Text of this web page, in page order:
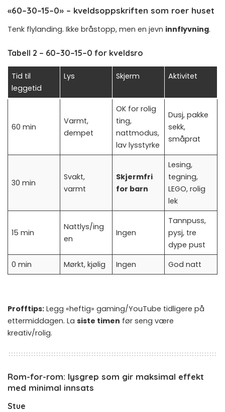
«60–30–15–0» – kveldsoppskriften som roer huset
Tenk flylanding. Ikke bråstopp, men en jevn innflyvning.
Tabell 2 – 60–30–15–0 for kveldsro
Tid til
leggetid
Lys Skjerm Aktivitet
60 min
Varmt,
dempet
OK for rolig
ting,
nattmodus,
lav lysstyrke
Dusj, pakke
sekk,
småprat
30 min
Svakt,
varmt
Skjermfri
for barn
Lesing,
tegning,
LEGO, rolig
lek
15 min
Nattlys/ing
en
Ingen
Tannpuss,
pysj, tre
dype pust
0 min
Mørkt, kjølig Ingen God natt
Profftips: Legg «heftig» gaming/YouTube tidligere på
ettermiddagen. La siste timen før seng være
kreativ/rolig.
Rom-for-rom: lysgrep som gir maksimal effekt
med minimal innsats
Stue